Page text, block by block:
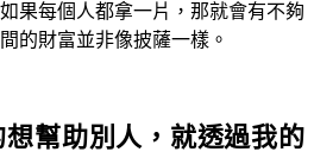
果每個人都拿一片，那就會有不夠
的財富並非像披薩一樣。
幫助別人，就透過我的